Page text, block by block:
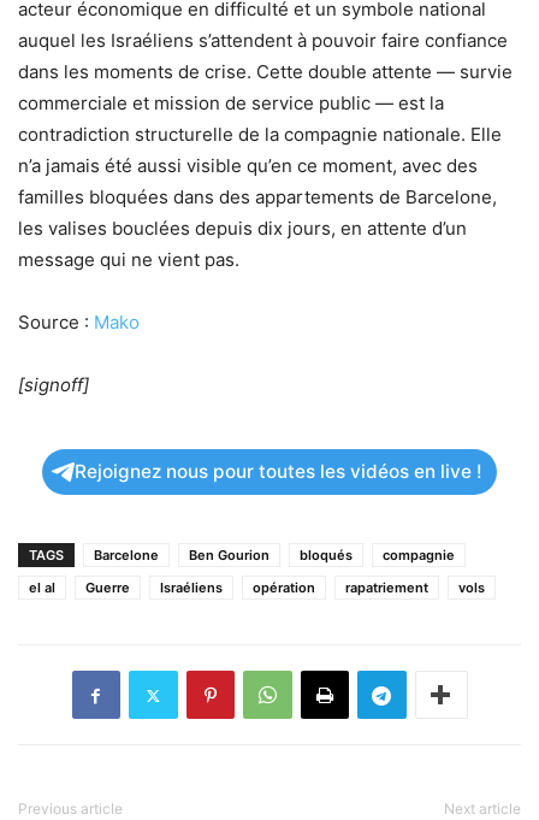
acteur économique en difficulté et un symbole national
auquel les Israéliens s’attendent à pouvoir faire confiance
dans les moments de crise. Cette double attente — survie
commerciale et mission de service public — est la
contradiction structurelle de la compagnie nationale. Elle
n’a jamais été aussi visible qu’en ce moment, avec des
familles bloquées dans des appartements de Barcelone,
les valises bouclées depuis dix jours, en attente d’un
message qui ne vient pas.
Source : Mako
[signoff]
Rejoignez nous pour toutes les vidéos en live !
TAGS Barcelone Ben Gourion bloqués
compagnie
el al
Guerre Israéliens opération rapatriement vols
Previous article Next article